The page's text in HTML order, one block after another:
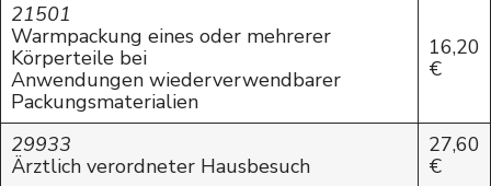
21501
Warmpackung eines oder mehrerer
Körperteile bei
Anwendungen wiederverwendbarer
Packungsmaterialien
16,20
€
29933
Ärztlich verordneter Hausbesuch
27,60
€